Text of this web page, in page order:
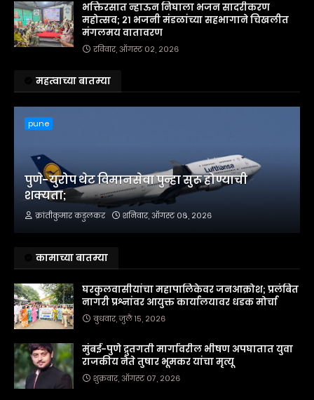
भक्तिरसात न्हाऊन निघाला भजन सादरीकरण
महोत्सव; २१ भजनी मंडळांच्या सहभागाने चिखलीत
मंगलमय वातावरण
रविवार, ऑगस्ट ०२, २०२६
महत्वाच्या बातम्या
pune
पुणे-युरोप थेट विमानसेवा पुन्हा सुरू होण्याची
शक्यता;
क्रांतीकुमार कडुलकर शनिवार, ऑगस्ट ०८, २०२६
कामाच्या बातम्या
घरकुलवासीयांचा महापालिकेवर जनआक्रोश; प्रलंबित
नागरी प्रश्नांवर आयुक्त कार्यालयावर धडक मोर्चा
बुधवार, जुलै १५, २०२६
मुंबई-पुणे द्रुतगती मार्गावरील भीषण अपघातात युवा
राजकीय नेते तुषार भूमकर यांचा मृत्यू
शुक्रवार, ऑगस्ट ०७, २०२६